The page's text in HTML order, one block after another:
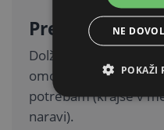
Preklopna
Dolžina 200 cm z
omogoča, da
potrebam (krajše v
naravi).
NE
POKAŽI